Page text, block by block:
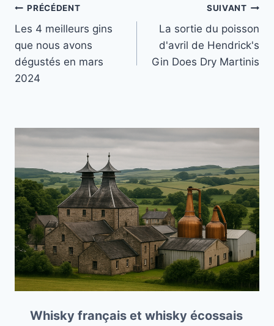
Navigation
de
l’article
PRÉCÉDENT
Les 4 meilleurs gins
que nous avons
dégustés en mars
2024
SUIVANT
La sortie du poisson
d'avril de Hendrick's
Gin Does Dry Martinis
Whisky français et whisky écossais